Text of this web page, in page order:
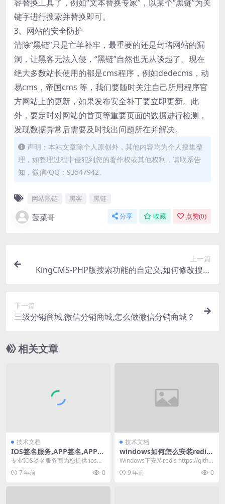
容替换工具了，例如“文本替换专家”，以某个“黑链”为关
键字进行搜索并替换即可。
3、网站的安全防护
清除“黑链”只是亡羊补牢，最重要的还是封堵网站的漏
洞，让黑客无法入侵，“黑链”自然也无从谈起了。现在
绝大多数站长使用的都是cms程序，例如dedecms，动
易cms，帝国cms 等，我们要随时关注自己所用程序官
方网站上的更新，如果发布安全补丁要立即更新。此
外，要定时对网站的首页等重要页面的数据进行检测，
发现数据异常后需要及时找出问题所在并解决。
声明：本站文章除个人原创外，其他内容均为个人搜集整
理，如整理过程中侵犯到您的著作权或其他权利，请联系告
知，微信/QQ：93547942。
网站黑链 黑客 黑链
菠菜哥 分享 收藏 点赞(0)
上一篇
KingCMS-PHP版搜索功能的自定义,如何修改搜索
下一篇
三级分销商城,微信分销商城,怎么做微信分销商城？
相关文章
技术文档
IOS签名服务,APP签名,APP测
试签名,苹果APP稳定签名
专业IOS签名服务商为您提供:ios企
业签名,苹果APP签名,ipa企业签名,
i... 7 年前 0
技术文档
windows如何怎么安装redis
及添加phpredis扩展
Windows下安装redis https://githu
b.com/MSOpe...
9 年前 0